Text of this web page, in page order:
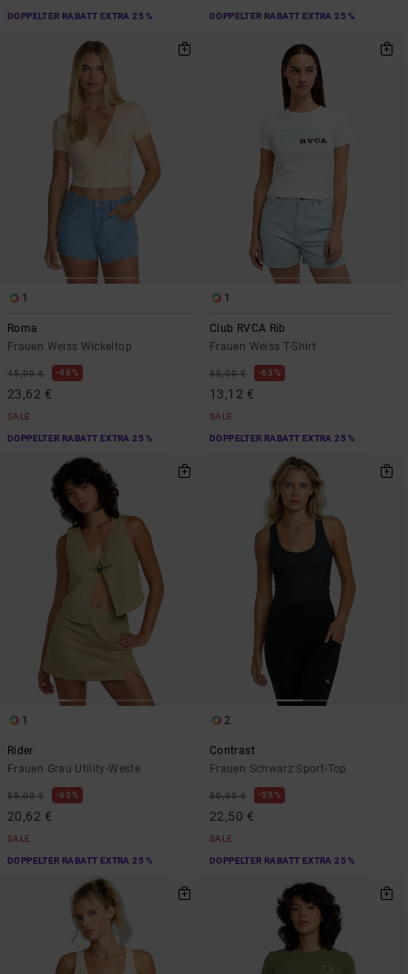
DOPPELTER RABATT EXTRA 25 % DOPPELTER RABATT EXTRA 25 %
1
Roma
Frauen Weiss Wickeltop
45,00 € 48%
23,62 €
SALE
DOPPELTER RABATT EXTRA 25 %
1
Club RVCA Rib
Frauen Weiss T-Shirt
35,00 € 63%
13,12 €
SALE
DOPPELTER RABATT EXTRA 25 %
1
Rider
Frauen Grau Utility-Weste
55,00 € 63%
20,62 €
SALE
DOPPELTER RABATT EXTRA 25 %
2
Contrast
Frauen Schwarz Sport-Top
50,00 € 55%
22,50 €
SALE
DOPPELTER RABATT EXTRA 25 %